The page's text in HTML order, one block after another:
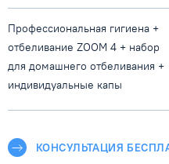
Профессиональная гигиена +
отбеливание ZOOM 4 + набор
для домашнего отбеливания +
индивидуальные капы
КОНСУЛЬТАЦИЯ